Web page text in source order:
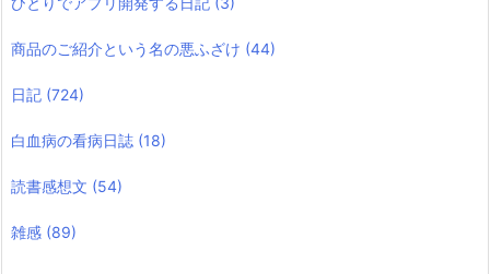
商品のご紹介という名の悪ふざけ (44)
日記 (724)
白血病の看病日誌 (18)
読書感想文 (54)
雑感 (89)